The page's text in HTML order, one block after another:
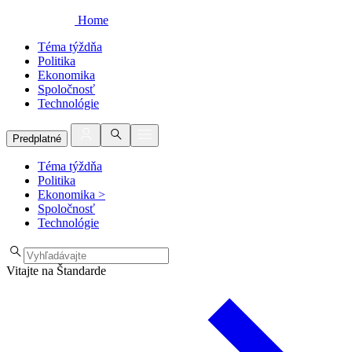
Home
Téma týždňa
Politika
Ekonomika
Spoločnosť
Technológie
Predplatné
Téma týždňa
Politika
Ekonomika >
Spoločnosť
Technológie
Vitajte na Štandarde